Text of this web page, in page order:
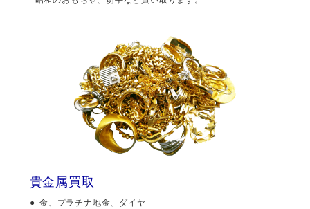
貴金属買取
金、プラチナ地金、ダイヤ